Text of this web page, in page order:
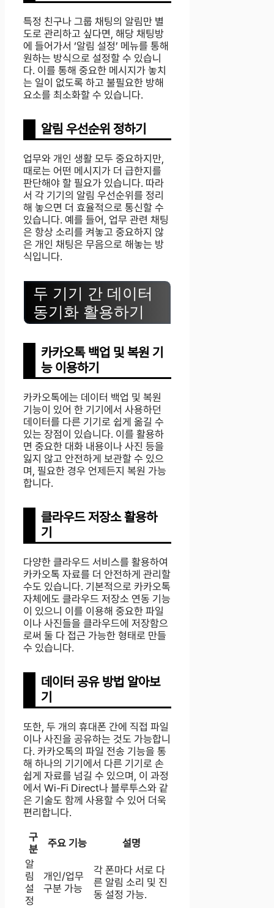
특정 친구나 그룹 채팅의 알림만 별
도로 관리하고 싶다면, 해당 채팅방
에 들어가서 ‘알림 설정’ 메뉴를 통해
원하는 방식으로 설정할 수 있습니
다. 이를 통해 중요한 메시지가 놓치
는 일이 없도록 하고 불필요한 방해
요소를 최소화할 수 있습니다.
알림 우선순위 정하기
업무와 개인 생활 모두 중요하지만,
때로는 어떤 메시지가 더 급한지를
판단해야 할 필요가 있습니다. 따라
서 각 기기의 알림 우선순위를 정리
해 놓으면 더 효율적으로 통신할 수
있습니다. 예를 들어, 업무 관련 채팅
은 항상 소리를 켜놓고 중요하지 않
은 개인 채팅은 무음으로 해놓는 방
식입니다.
두 기기 간 데이터
동기화 활용하기
카카오톡 백업 및 복원 기
능 이용하기
카카오톡에는 데이터 백업 및 복원
기능이 있어 한 기기에서 사용하던
데이터를 다른 기기로 쉽게 옮길 수
있는 장점이 있습니다. 이를 활용하
면 중요한 대화 내용이나 사진 등을
잃지 않고 안전하게 보관할 수 있으
며, 필요한 경우 언제든지 복원 가능
합니다.
클라우드 저장소 활용하
기
다양한 클라우드 서비스를 활용하여
카카오톡 자료를 더 안전하게 관리할
수도 있습니다. 기본적으로 카카오톡
자체에도 클라우드 저장소 연동 기능
이 있으니 이를 이용해 중요한 파일
이나 사진들을 클라우드에 저장함으
로써 둘 다 접근 가능한 형태로 만들
수 있습니다.
데이터 공유 방법 알아보
기
또한, 두 개의 휴대폰 간에 직접 파일
이나 사진을 공유하는 것도 가능합니
다. 카카오톡의 파일 전송 기능을 통
해 하나의 기기에서 다른 기기로 손
쉽게 자료를 넘길 수 있으며, 이 과정
에서 Wi-Fi Direct나 블루투스와 같
은 기술도 함께 사용할 수 있어 더욱
편리합니다.
구
분
주요 기능
설명
알
림
설
정
개인/업무
구분 가능
각 폰마다 서로 다
른 알림 소리 및 진
동 설정 가능.